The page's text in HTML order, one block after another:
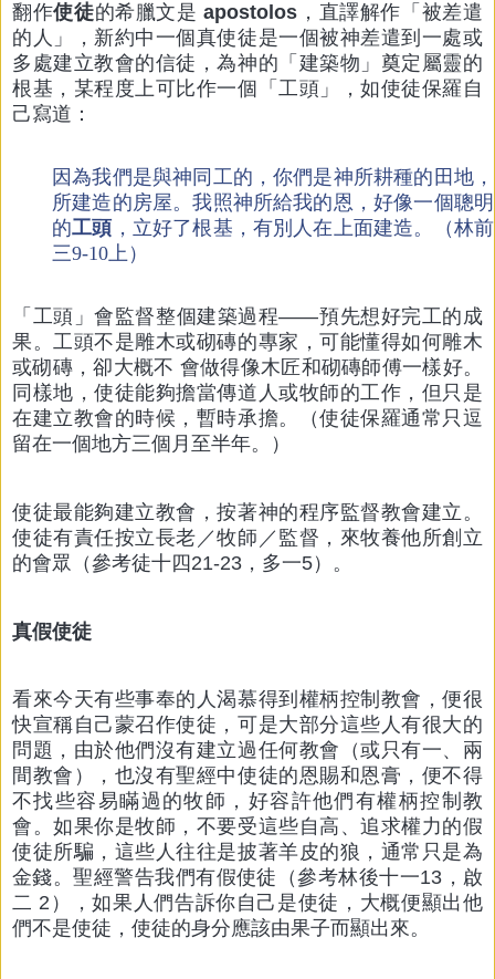
翻作使徒的希臘文是apostolos ，直譯解作「被差遣
的人」，新約中一個真使徒是一個被神差遣到一處或
多處建立教會的信徒，為神的「建築物」奠定屬靈的
根基，某程度上可比作一個「工頭」，如使徒保羅自
己寫道：
因為我們是與神同工的，你們是神所耕種的田地，
所建造的房屋。我照神所給我的恩，好像一個聰明
的工頭 ，立好了根基，有別人在上面建造。（林前
三9-10上）
「工頭」會監督整個建築過程——預先想好完工的成
果。工頭不是雕木或砌磚的專家，可能懂得如何雕木
或砌磚，卻大概不 會做得像木匠和砌磚師傅一樣好。
同樣地，使徒能夠擔當傳道人或牧師的工作，但只是
在建立教會的時候，暫時承擔。（使徒保羅通常只逗
留在一個地方三個月至半年。）
使徒最能夠建立教會，按著神的程序監督教會建立。
使徒有責任按立長老／牧師／監督，來牧養他所創立
的會眾（參考徒十四21-23，多一5）。
真假使徒
看來今天有些事奉的人渴慕得到權柄控制教會，便很
快宣稱自己蒙召作使徒，可是大部分這些人有很大的
問題，由於他們沒有建立過任何教會（或只有一、兩
間教會），也沒有聖經中使徒的恩賜和恩膏，便不得
不找些容易瞞過的牧師，好容許他們有權柄控制教
會。如果你是牧師，不要受這些自高、追求權力的假
使徒所騙，這些人往往是披著羊皮的狼，通常只是為
金錢。聖經警告我們有假使徒（參考林後十一13，啟
二 2），如果人們告訴你自己是使徒，大概便顯出他
們不是使徒，使徒的身分應該由果子而顯出來。